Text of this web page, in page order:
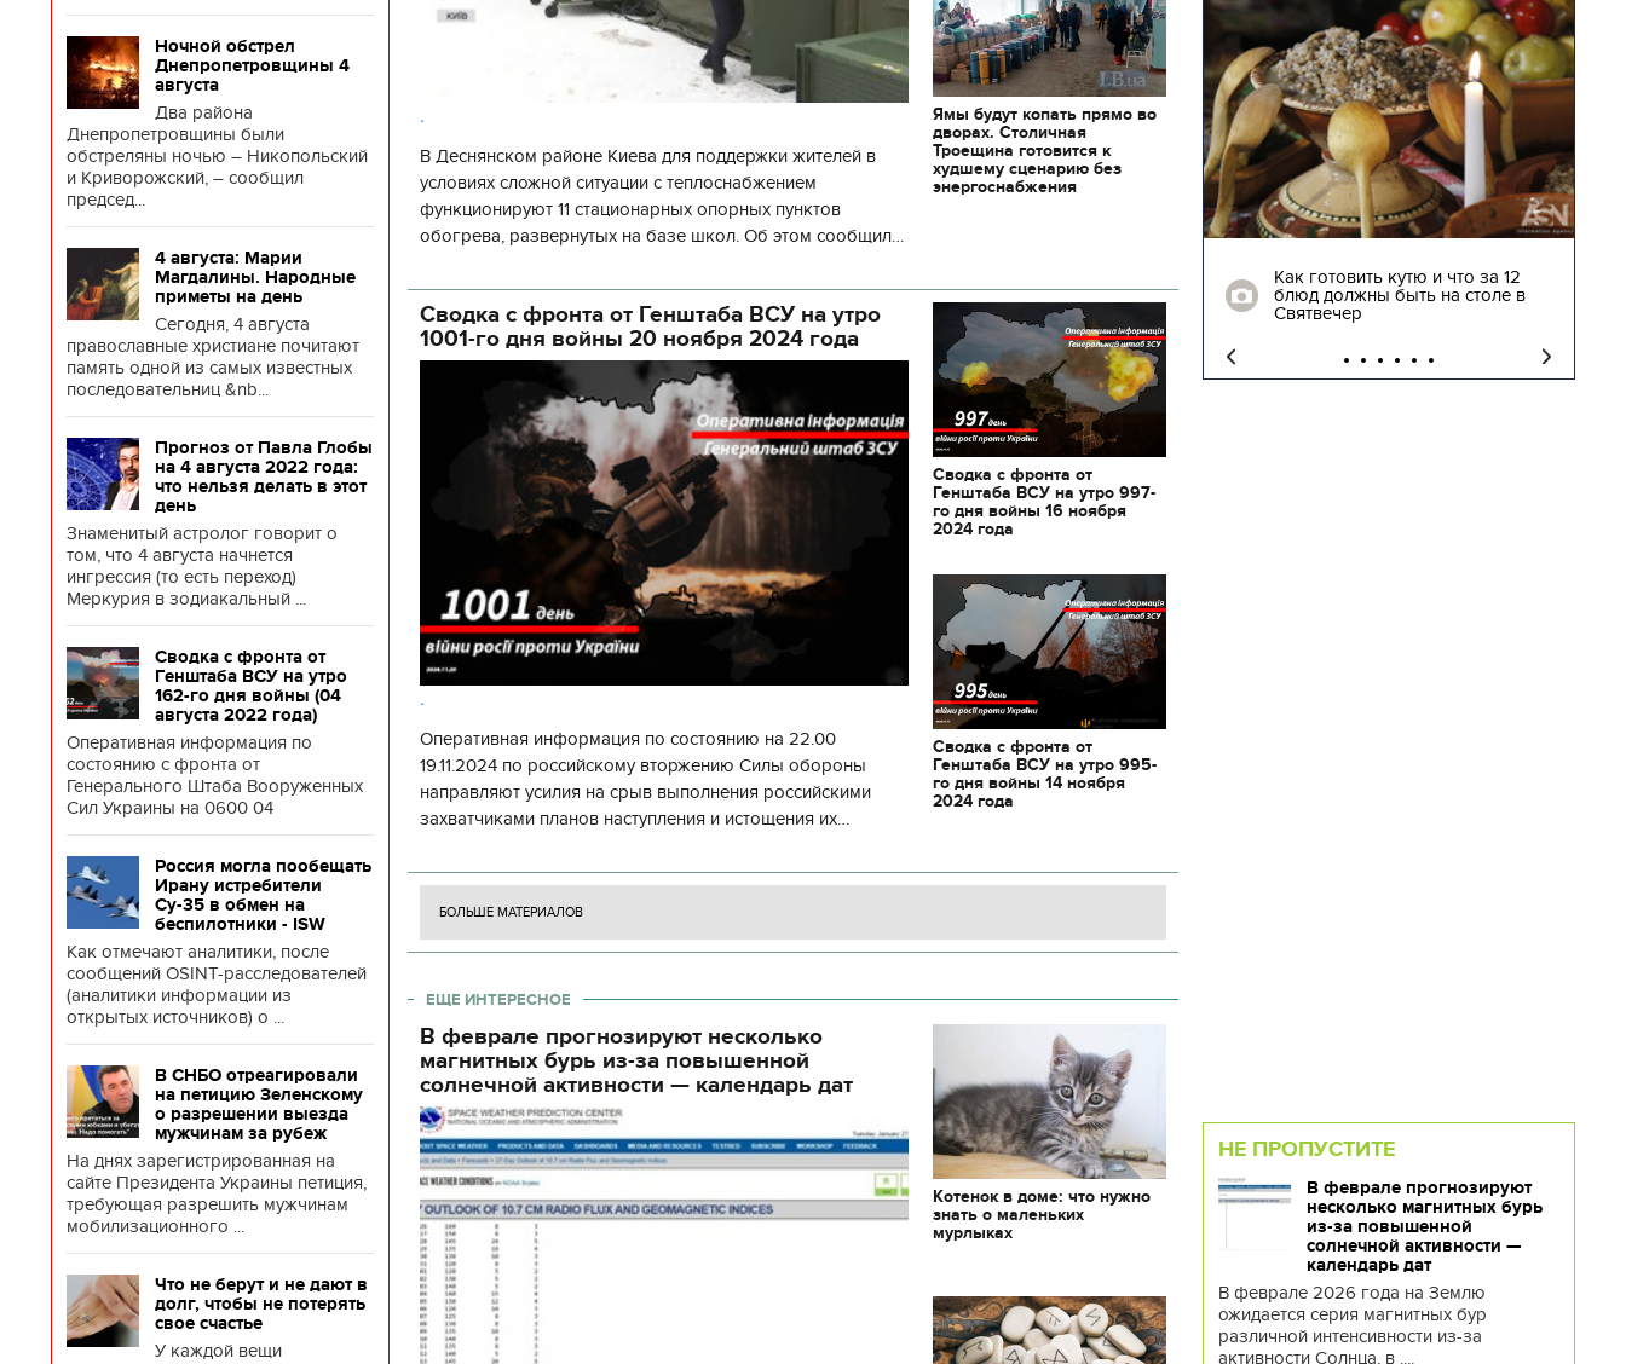
Ночной обстрел
Днепропетровщины 4
августа
Два района
Днепропетровщины были
обстреляны ночью – Никопольский
и Криворожский, – сообщил
председ...
4 августа: Марии
Магдалины. Народные
приметы на день
Сегодня, 4 августа
православные христиане почитают
память одной из самых известных
последовательниц &nb...
Прогноз от Павла Глобы
на 4 августа 2022 года:
что нельзя делать в этот
день
Знаменитый астролог говорит о
том, что 4 августа начнется
ингрессия (то есть переход)
Меркурия в зодиакальный ...
Сводка с фронта от
Генштаба ВСУ на утро
162-го дня войны (04
августа 2022 года)
Оперативная информация по
состоянию с фронта от
Генерального Штаба Вооруженных
Сил Украины на 0600 04
Россия могла пообещать
Ирану истребители
Су-35 в обмен на
беспилотники - ISW
Как отмечают аналитики, после
сообщений OSINT-расследователей
(аналитики информации из
открытых источников) о ...
В СНБО отреагировали
на петицию Зеленскому
о разрешении выезда
мужчинам за рубеж
На днях зарегистрированная на
сайте Президента Украины петиция,
требующая разрешить мужчинам
мобилизационного ...
Что не берут и не дают в
долг, чтобы не потерять
свое счастье
У каждой вещи
.
В Деснянском районе Киева для поддержки жителей в
условиях сложной ситуации с теплоснабжением
функционируют 11 стационарных опорных пунктов
обогрева, развернутых на базе школ. Об этом сообщил
государственной а
Ямы будут копать прямо во
дворах. Столичная
Троещина готовится к
худшему сценарию без
энергоснабжения
Сводка с фронта от Генштаба ВСУ на утро
1001-го дня войны 20 ноября 2024 года
.
Оперативная информация по состоянию на 22.00
19.11.2024 по российскому вторжению Силы обороны
направляют усилия на срыв выполнения российскими
захватчиками планов наступления и истощения их
боевых ст
Сводка с фронта от
Генштаба ВСУ на утро 997-
го дня войны 16 ноября
2024 года
Сводка с фронта от
Генштаба ВСУ на утро 995-
го дня войны 14 ноября
2024 года
БОЛЬШЕ МАТЕРИАЛОВ
ЕЩЕ ИНТЕРЕСНОЕ
В феврале прогнозируют несколько
магнитных бурь из-за повышенной
солнечной активности — календарь дат
Котенок в доме: что нужно
знать о маленьких
мурлыках
декорации к фильму
"Сторожевая застава"
Как готовить кутю и что за 12
блюд должны быть на столе в
Святвечер
НЕ ПРОПУСТИТЕ
В феврале прогнозируют
несколько магнитных бурь
из-за повышенной
солнечной активности —
календарь дат
В феврале 2026 года на Землю
ожидается серия магнитных бур
различной интенсивности из-за
активности Солнца, в ....